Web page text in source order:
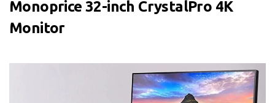
Monoprice 32-inch CrystalPro 4K
Monitor